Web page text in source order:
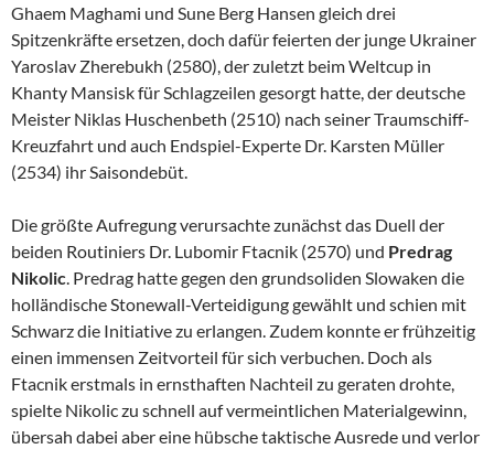
Ghaem Maghami und Sune Berg Hansen gleich drei
Spitzenkräfte ersetzen, doch dafür feierten der junge Ukrainer
Yaroslav Zherebukh (2580), der zuletzt beim Weltcup in
Khanty Mansisk für Schlagzeilen gesorgt hatte, der deutsche
Meister Niklas Huschenbeth (2510) nach seiner Traumschiff-
Kreuzfahrt und auch Endspiel-Experte Dr. Karsten Müller
(2534) ihr Saisondebüt.
Die größte Aufregung verursachte zunächst das Duell der
beiden Routiniers Dr. Lubomir Ftacnik (2570) und Predrag
Nikolic. Predrag hatte gegen den grundsoliden Slowaken die
holländische Stonewall-Verteidigung gewählt und schien mit
Schwarz die Initiative zu erlangen. Zudem konnte er frühzeitig
einen immensen Zeitvorteil für sich verbuchen. Doch als
Ftacnik erstmals in ernsthaften Nachteil zu geraten drohte,
spielte Nikolic zu schnell auf vermeintlichen Materialgewinn,
übersah dabei aber eine hübsche taktische Ausrede und verlor